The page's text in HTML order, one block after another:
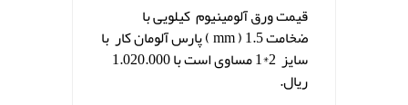
قیمت ورق آلومینیوم کیلویی با
ضخامت 1.5 ( mm ) پارس آلومان کار با
ریال.